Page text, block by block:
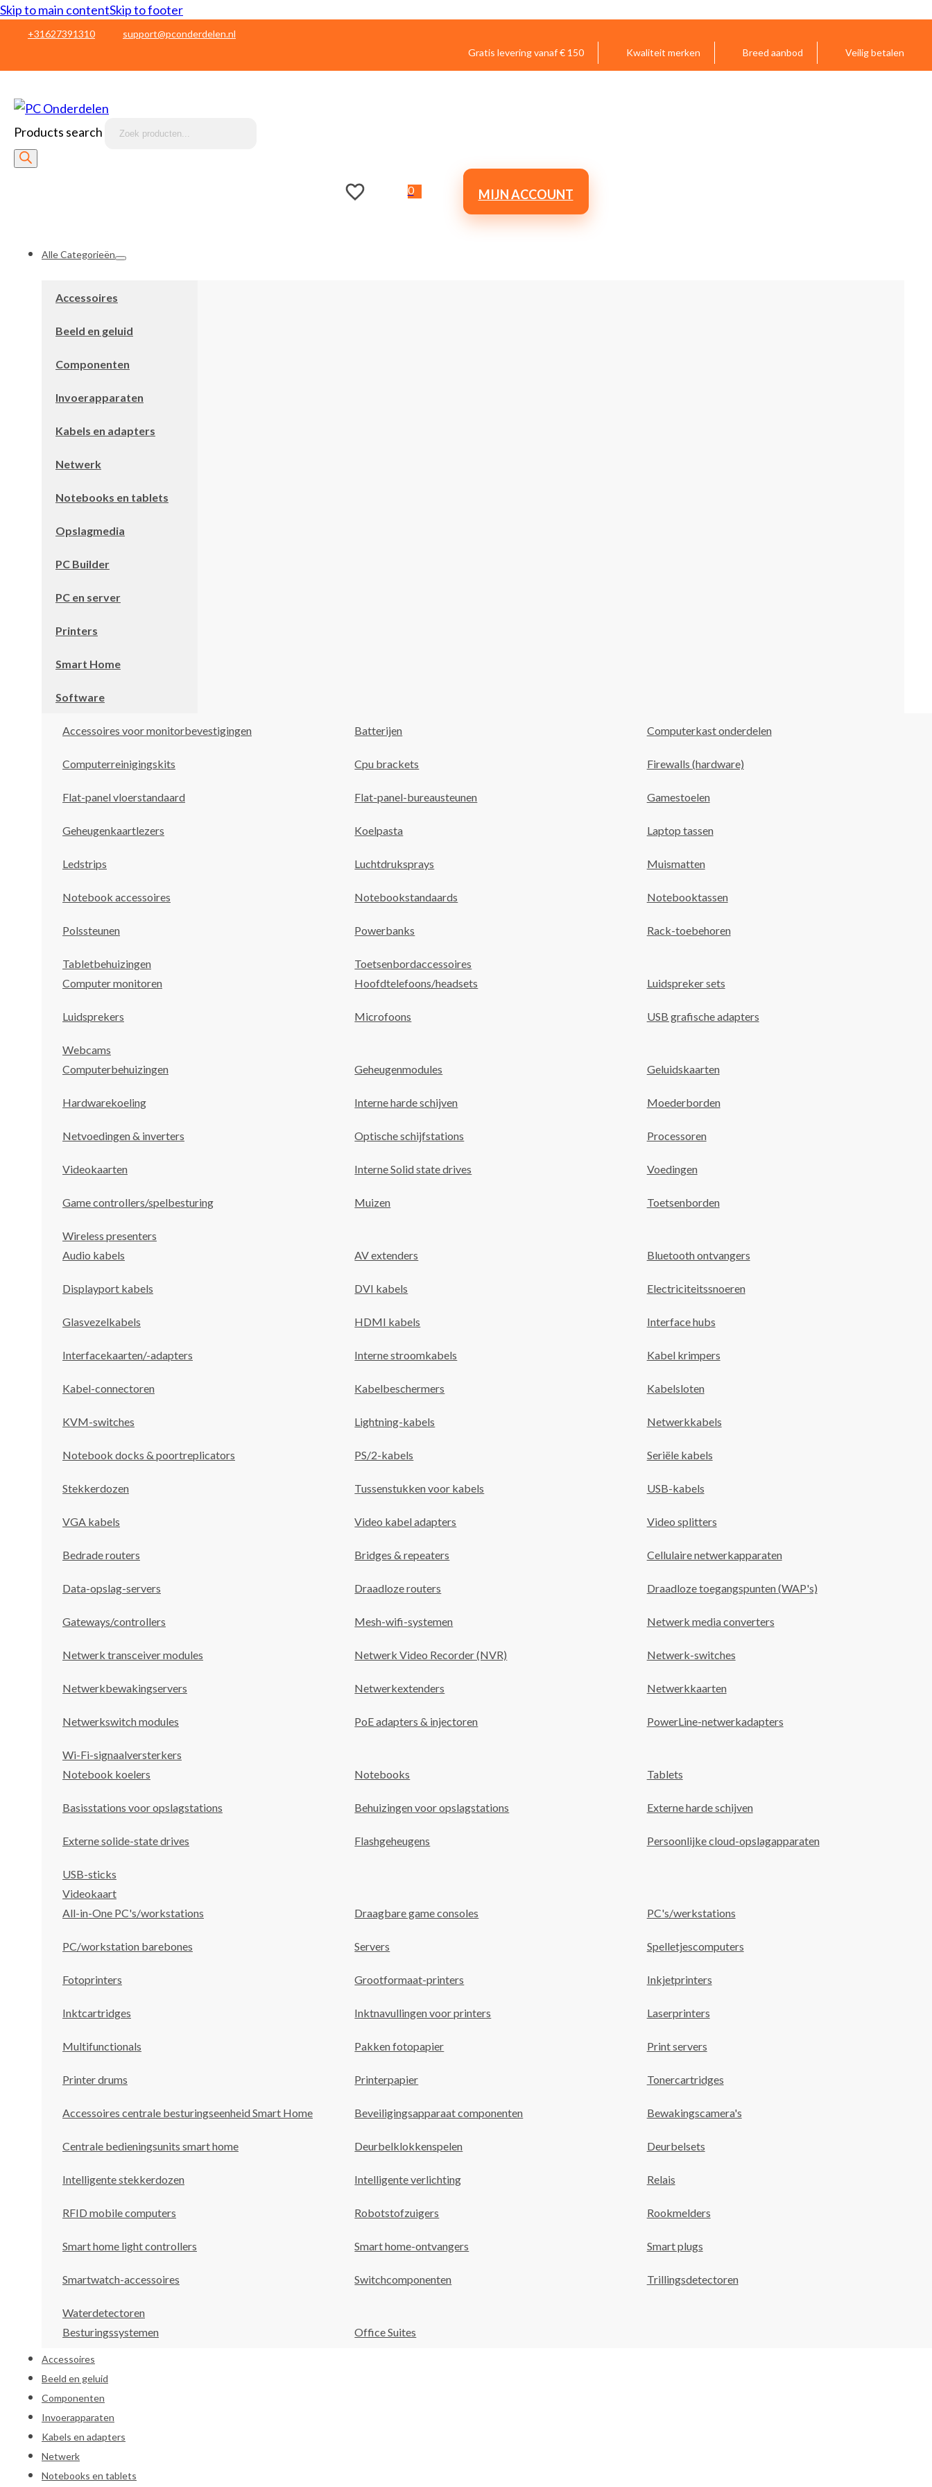
Skip to main contentSkip to footer
+31627391310
support@pconderdelen.nl
Gratis levering vanaf € 150
Kwaliteit merken Breed aanbod Veilig betalen
Products search
0 MIJN ACCOUNT
Alle Categorieën
Accessoires
Beeld en geluid
Componenten
Invoerapparaten
Kabels en adapters
Netwerk
Notebooks en tablets
Opslagmedia
PC Builder
PC en server
Printers
Smart Home
Software
Accessoires voor monitorbevestigingen Batterijen Computerkast onderdelen
Computerreinigingskits Cpu brackets Firewalls (hardware)
Flat-panel vloerstandaard Flat-panel-bureausteunen Gamestoelen
Geheugenkaartlezers Koelpasta Laptop tassen
Ledstrips Luchtdruksprays Muismatten
Notebook accessoires Notebookstandaards Notebooktassen
Polssteunen Powerbanks Rack-toebehoren
Tabletbehuizingen
Toetsenbordaccessoires
Computer monitoren
Hoofdtelefoons/headsets Luidspreker sets
Luidsprekers Microfoons USB grafische adapters
Webcams
Computerbehuizingen
Geheugenmodules Geluidskaarten
Hardwarekoeling Interne harde schijven Moederborden
Netvoedingen & inverters Optische schijfstations Processoren
Videokaarten Interne Solid state drives Voedingen
Game controllers/spelbesturing Muizen Toetsenborden
Wireless presenters
Audio kabels
AV extenders Bluetooth ontvangers
Displayport kabels DVI kabels Electriciteitssnoeren
Glasvezelkabels HDMI kabels Interface hubs
Interfacekaarten/-adapters Interne stroomkabels Kabel krimpers
Kabel-connectoren Kabelbeschermers Kabelsloten
KVM-switches Lightning-kabels Netwerkkabels
Notebook docks & poortreplicators PS/2-kabels Seriële kabels
Stekkerdozen Tussenstukken voor kabels USB-kabels
VGA kabels Video kabel adapters Video splitters
Bedrade routers Bridges & repeaters Cellulaire netwerkapparaten
Data-opslag-servers Draadloze routers Draadloze toegangspunten (WAP's)
Gateways/controllers Mesh-wifi-systemen Netwerk media converters
Netwerk transceiver modules Netwerk Video Recorder (NVR) Netwerk-switches
Netwerkbewakingservers Netwerkextenders Netwerkkaarten
Netwerkswitch modules PoE adapters & injectoren PowerLine-netwerkadapters
Wi-Fi-signaalversterkers
Notebook koelers
Notebooks Tablets
Basisstations voor opslagstations Behuizingen voor opslagstations Externe harde schijven
Externe solide-state drives Flashgeheugens Persoonlijke cloud-opslagapparaten
USB-sticks
Videokaart
All-in-One PC's/workstations
Draagbare game consoles PC's/werkstations
PC/workstation barebones Servers Spelletjescomputers
Fotoprinters Grootformaat-printers Inkjetprinters
Inktcartridges Inktnavullingen voor printers Laserprinters
Multifunctionals Pakken fotopapier Print servers
Printer drums Printerpapier Tonercartridges
Accessoires centrale besturingseenheid Smart Home Beveiligingsapparaat componenten Bewakingscamera's
Centrale bedieningsunits smart home Deurbelklokkenspelen Deurbelsets
Intelligente stekkerdozen Intelligente verlichting Relais
RFID mobile computers Robotstofzuigers Rookmelders
Smart home light controllers Smart home-ontvangers Smart plugs
Smartwatch-accessoires Switchcomponenten Trillingsdetectoren
Waterdetectoren
Besturingssystemen
Office Suites
Accessoires
Beeld en geluid
Componenten
Invoerapparaten
Kabels en adapters
Netwerk
Notebooks en tablets